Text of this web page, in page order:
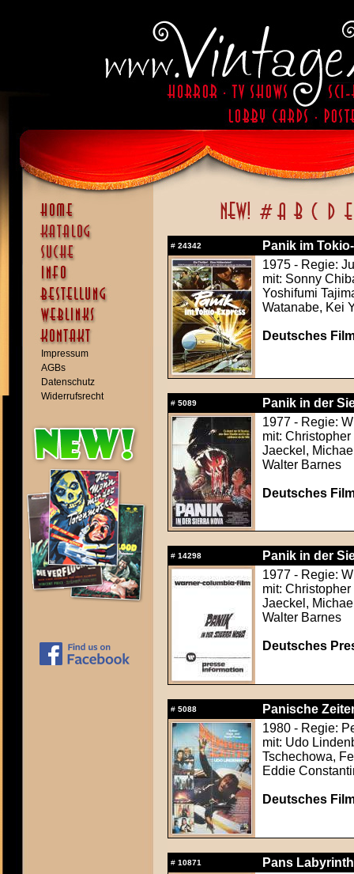
Impressum
AGBs
Datenschutz
Widerrufsrecht
# 24342
Panik im
1975 - Regie:
mit: Sonny
Yoshifumi
Watanabe, Kei
Deutsches
# 5089
Panik in der
1977 - Regie:
mit:
Jaeckel,
Walter Barnes
Deutsches
# 14298
Panik in der
1977 - Regie:
mit:
Jaeckel,
Walter Barnes
Deutsches
# 5088
Panische
1980 - Regie:
mit: Udo
Tschechowa,
Eddie
Deutsches
# 10871
Pans